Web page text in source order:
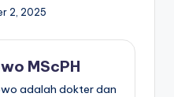
2, 2025
MScPH
adalah dokter dan